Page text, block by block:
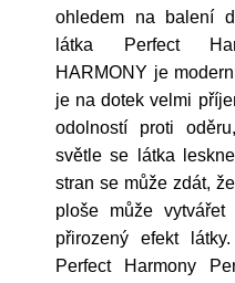
ohledem na balení
látka Perfect
HARMONY je
je na dotek velmi
odolností proti
světle se látka
stran se může zdát,
ploše může
přirozený efekt
Perfect Harmony